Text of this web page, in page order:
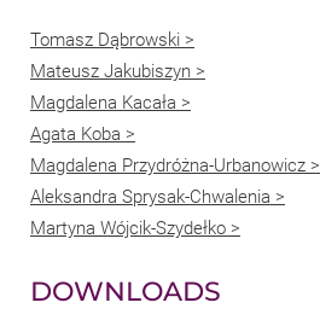
Tomasz Dąbrowski >
Mateusz Jakubiszyn >
Magdalena Kacała >
Agata Koba >
Magdalena Przydróżna-Urbanowicz >
Aleksandra Sprysak-Chwalenia >
Martyna Wójcik-Szydełko >
DOWNLOADS